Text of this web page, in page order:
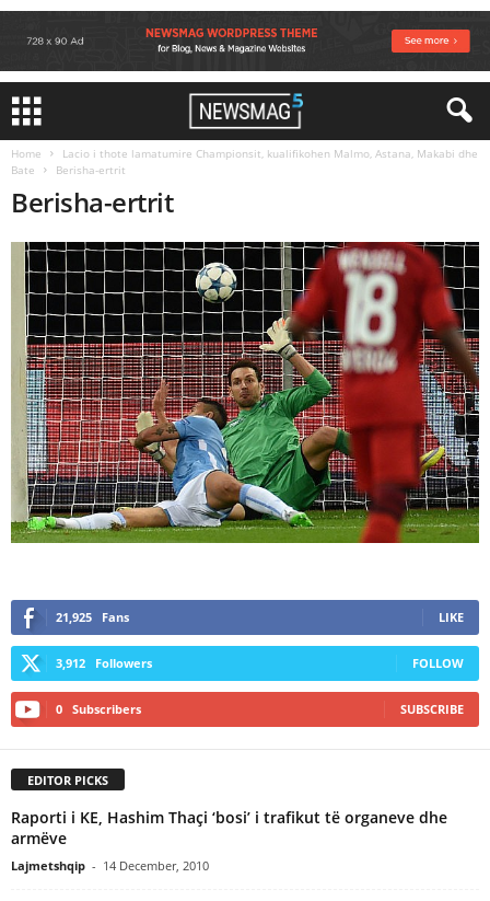
Home
Lacio i thote lamatumire Championsit, kualifikohen Malmo, Astana, Makabi dhe
Bate
Berisha-ertrit
Berisha-ertrit
21,925 Fans LIKE
3,912 Followers FOLLOW
0 Subscribers SUBSCRIBE
EDITOR PICKS
Raporti i KE, Hashim Thaçi ‘bosi’ i trafikut të organeve dhe
armëve
Lajmetshqip - 14 December, 2010